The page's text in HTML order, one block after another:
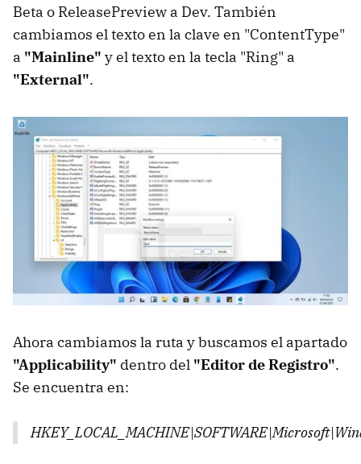
Beta o ReleasePreview a Dev. También
cambiamos el texto en la clave en "ContentType"
a "Mainline" y el texto en la tecla "Ring" a
"External".
Ahora cambiamos la ruta y buscamos el apartado
"Applicability" dentro del "Editor de Registro".
Se encuentra en: